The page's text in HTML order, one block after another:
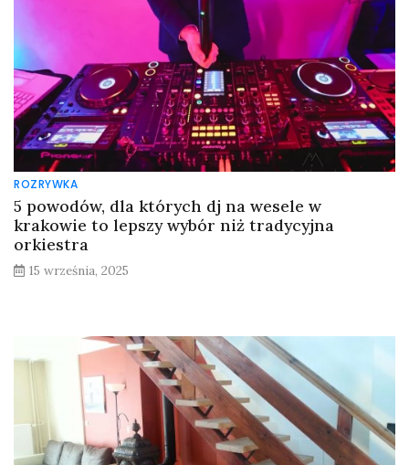
ROZRYWKA
5 powodów, dla których dj na wesele w
krakowie to lepszy wybór niż tradycyjna
orkiestra
15 września, 2025